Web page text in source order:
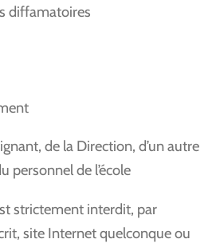
diffamatoires
de la Direction, d’un autre
personnel de l’école
strictement interdit, par
site Internet quelconque ou